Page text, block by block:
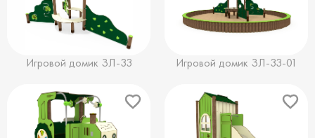
Игровой домик ЗЛ-33 Игровой домик ЗЛ-33-01